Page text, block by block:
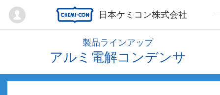
日本ケミコン株式会社
Mypage
製品ラインアップ
アルミ電解コンデンサ